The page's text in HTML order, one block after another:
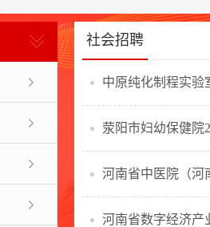
正在报名
准考证打印
成绩查询
名单公示
常见问题
事业单位
教师系统
银行系统
社会招聘
校园招聘
社会招聘
中原纯化制程实验
荥阳市妇幼保健院
河南省中医院（河
河南省数字经济产